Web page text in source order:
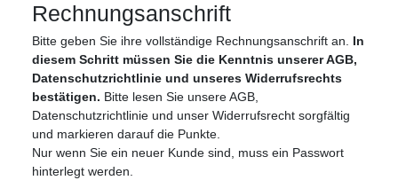
Rechnungsanschrift
Bitte geben Sie ihre vollständige Rechnungsanschrift an. In
diesem Schritt müssen Sie die Kenntnis unserer AGB,
Datenschutzrichtlinie und unseres Widerrufsrechts
bestätigen. Bitte lesen Sie unsere AGB,
Datenschutzrichtlinie und unser Widerrufsrecht sorgfältig
und markieren darauf die Punkte.
Nur wenn Sie ein neuer Kunde sind, muss ein Passwort
hinterlegt werden.